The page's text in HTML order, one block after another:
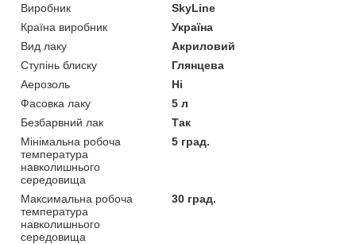
Виробник
SkyLine
Країна виробник
Україна
Вид лаку
Акриловий
Ступінь блиску
Глянцева
Аерозоль
Ні
Фасовка лаку
5 л
Безбарвний лак
Так
Мінімальна робоча
температура
навколишнього
середовища
5 град.
Максимальна робоча
температура
навколишнього
середовища
30 град.